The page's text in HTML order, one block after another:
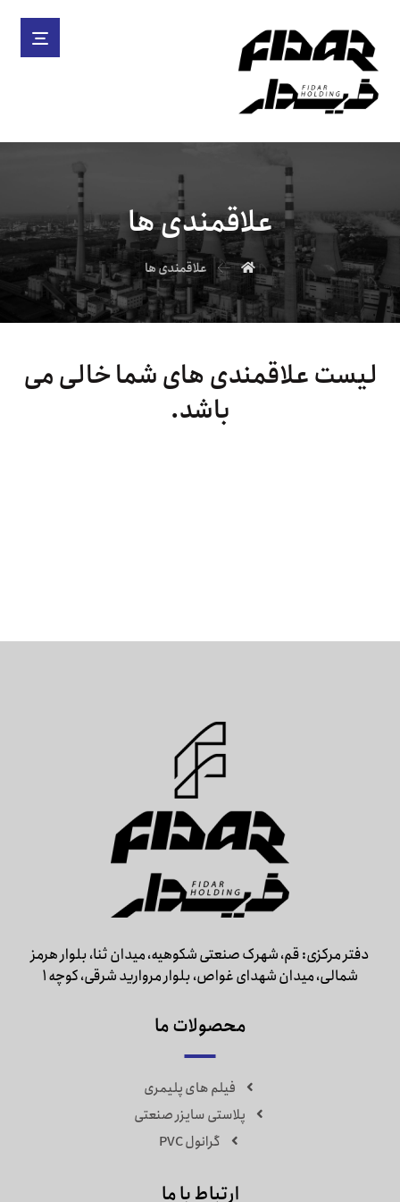
علاقمندی ها
علاقمندی ها
لیست علاقمندی های شما خالی می
باشد.
دفتر مرکزی: قم، شهرک صنعتی شکوهیه، میدان ثنا، بلوار هرمز
شمالی، میدان شهدای غواص، بلوار مروارید شرقی، کوچه 1
محصولات ما
فیلم های پلیمری
پلاستی سایزر صنعتی
گرانول PVC
ارتباط با ما